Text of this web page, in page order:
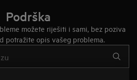
Podrška
možete riješiti i sami, bez poziva
potražite opis vašeg problema.